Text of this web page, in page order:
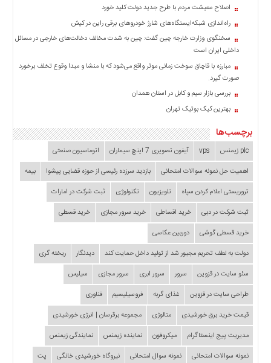
اصلاح معیشت مردم با طرح جدید دولت کلید خورد
راه‌اندازی شبکه‌ایستگاه‌های شارژ خودروهای برقی راین در کیش
سخنگوی وزارت خارجه چین گفت: چین به شدت مخالف دخالت‌های خارجی در مسائل
داخلی ایران است
مبارزه با قاچاق سوخت زمانی موثر واقع می‌شود که با منشا و مبدا وقوع تخلف برخورد
صورت گیرد.
بررسی بازار سیم و کابل در استان همدان
بهترین کیک بوتیک تهران
برچسب‌ها
plc زیمنس vps آیفون تصویری 7 اینچ سیماران
اتوماسیون صنعتی
اهمیت حل نمونه سوالات امتحانی
بازدید سرزده‌ رئیسی از حوزه قضایی ‌پیشوا
بیمه
تروریستی اعلام کردن سپاه
تلویزیون تکنولوژی
ثبت شرکت در امارات
ثبت شرکت در دبی
خرید اقساطی خرید سرور مجازی
خرید قسطی
خرید قسطی گوشی
دوربین عکاسی
دولت به لطف تحریم مجبور شد از تولید داخل حمایت کند
دیدنگار
ریخته گری
سئو سایت در قزوین
سرور سرور ابری سرور مجازی
سیلیس
طراحی سایت در قزوین
غذای گربه فروسیلیسیم
فناوری
قیمت خرید برق خورشیدی
متالوژی
مجموعه برقرسان | انرژی خورشیدی
مدیریت پیج اینستاگرام
میکروفون نماینده زیمنس
نمایندگی زیمنس
نمونه سوالات امتحانی
نمونه سوال امتحانی نیروگاه خورشیدی خانگی
پت